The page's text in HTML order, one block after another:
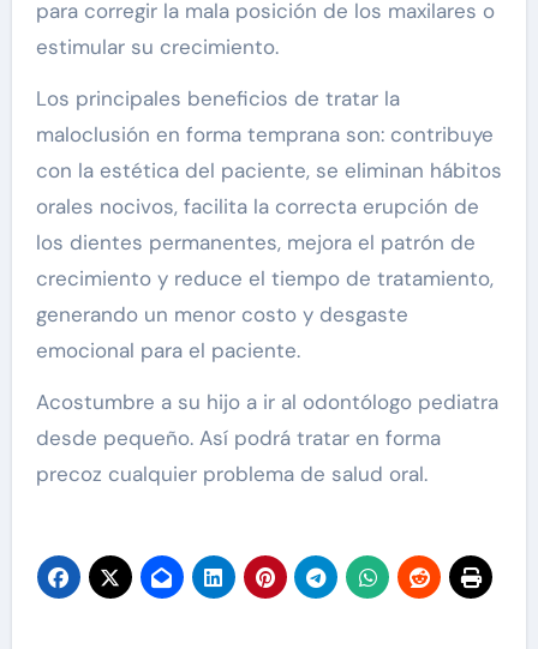
para corregir la mala posición de los maxilares o
estimular su crecimiento.
Los principales beneficios de tratar la
maloclusión en forma temprana son: contribuye
con la estética del paciente, se eliminan hábitos
orales nocivos, facilita la correcta erupción de
los dientes permanentes, mejora el patrón de
crecimiento y reduce el tiempo de tratamiento,
generando un menor costo y desgaste
emocional para el paciente.
Acostumbre a su hijo a ir al odontólogo pediatra
desde pequeño. Así podrá tratar en forma
precoz cualquier problema de salud oral.